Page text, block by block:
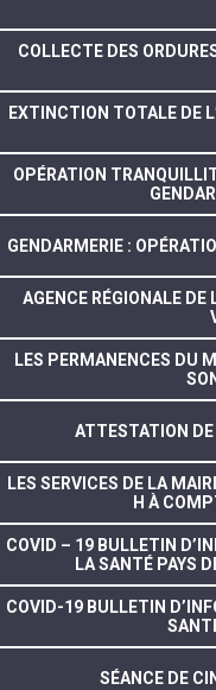
COLLECTE DES
EXTINCTION TOTALE DE
OPÉRATION
GENDARMERIE :
AGENCE RÉGIONALE DE
LES PERMANENCES DU
ATTESTATION
LES SERVICES DE LA
H À
COVID – 19 BULLETIN
LA SANTÉ PAYS
COVID-19 BULLETIN
SÉANCE DE